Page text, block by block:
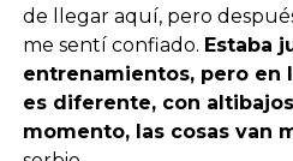
de llegar aquí, pero
me sentí confiado. Estaba
entrenamientos, pero en
es diferente, con
momento, las cosas van